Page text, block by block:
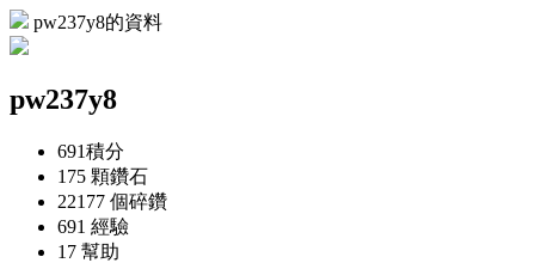
pw237y8的資料
pw237y8
691積分
175 顆鑽石
22177 個碎鑽
691 經驗
17 幫助